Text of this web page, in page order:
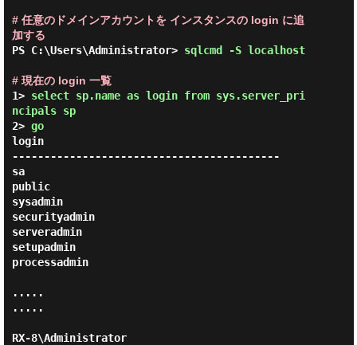
# 任意のドメインアカウントを インスタンスの login に追
加する
PS C:\Users\Administrator>
sqlcmd -S localhost
# 現在の login 一覧
1> select sp.name as login from sys.server_pri
ncipals sp
2> go
login
------------------------------------------
sa
public
sysadmin
securityadmin
serveradmin
setupadmin
processadmin
.....
.....
RX-8\Administrator